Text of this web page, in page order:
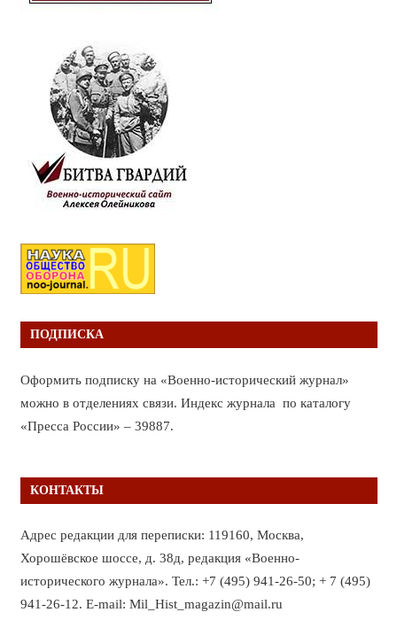
ПОДПИСКА
Оформить подписку на «Военно-исторический журнал»
можно в отделениях связи. Индекс журнала по каталогу
«Пресса России» – 39887.
КОНТАКТЫ
Адрес редакции для переписки: 119160, Москва,
Хорошёвское шоссе, д. 38д, редакция «Военно-
исторического журнала». Тел.: +7 (495) 941-26-50; + 7 (495)
941-26-12. E-mail: Mil_Hist_magazin@mail.ru